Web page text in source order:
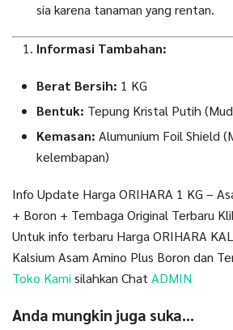
sia karena tanaman yang rentan.
Informasi Tambahan:
Berat Bersih: 1 KG
Bentuk: Tepung Kristal Putih
Kemasan: Alumunium Foil Shield
kelembapan)
Info Update Harga ORIHARA 1 KG –
+ Boron + Tembaga Original Terbaru
Untuk info terbaru Harga ORIHARA
Kalsium Asam Amino Plus Boron dan
Toko Kami silahkan Chat ADMIN
Anda mungkin juga suka…